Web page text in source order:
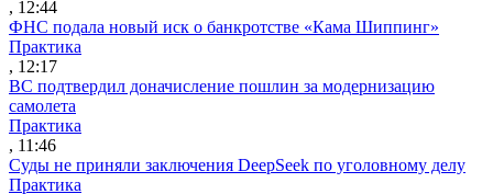
, 12:44
ФНС подала новый иск о банкротстве «Кама Шиппинг»
Практика
, 12:17
ВС подтвердил доначисление пошлин за модернизацию
самолета
Практика
, 11:46
Суды не приняли заключения DeepSeek по уголовному делу
Практика